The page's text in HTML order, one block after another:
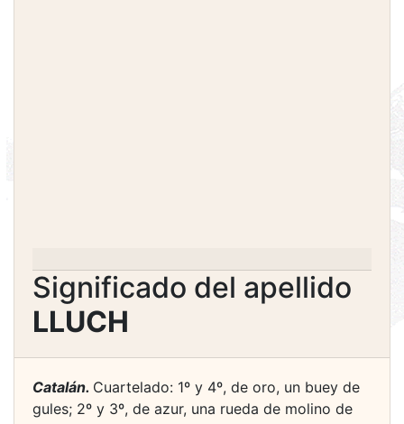
Significado del apellido
LLUCH
Catalán. Cuartelado: 1º y 4º, de oro, un buey de
gules; 2º y 3º, de azur, una rueda de molino de